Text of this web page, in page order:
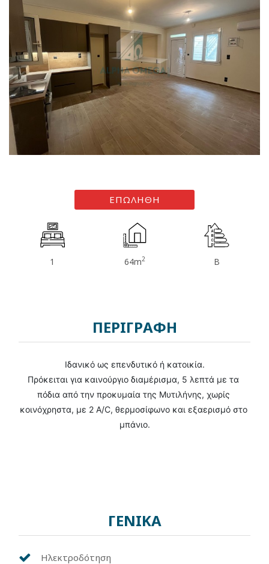
ΕΠΩΛΗΘΗ
1 64m2 B
ΠΕΡΙΓΡΑΦΗ
Ιδανικό ως επενδυτικό ή κατοικία.
Πρόκειται για καινούργιο διαμέρισμα, 5 λεπτά με τα
πόδια από την προκυμαία της Μυτιλήνης, χωρίς
κοινόχρηστα, με 2 A/C, θερμοσίφωνο και εξαερισμό στο
μπάνιο.
ΓΕΝΙΚΑ
Ηλεκτροδότηση